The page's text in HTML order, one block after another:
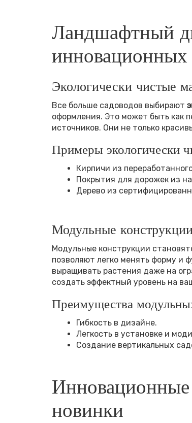
Ландшафтный
инновационных
Экологически чистые
Все больше садоводов выбирают
оформления. Это может быть как
источников. Они не только
Примеры экологически
Кирпичи из
Покрытия для дорожек из
Дерево из
Модульные
Модульные конструкции
позволяют легко менять форму и
выращивать растения даже на
создать эффектный уровень на
Преимущества
Гибкость в дизайне.
Легкость в установке и
Создание вертикальных
Инновационные
новинки